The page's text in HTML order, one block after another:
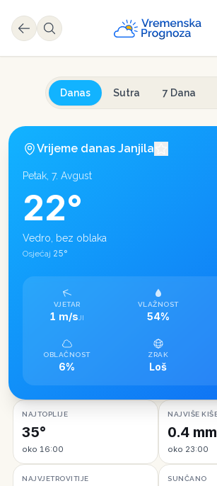
Danas Sutra 7 Dana
Vrijeme danas Janjila
Petak, 7. Avgust
22°
Vedro, bez oblaka
Osjećaj 25°
VJETAR
1 m/s JI
VLAŽNOST
54%
OBLAČNOST
6%
ZRAK
Loš
NAJTOPLIJE
35°
oko 16:00
NAJVIŠE
0.4 mm
oko 23:00
NAJVJETROVITIJE SUNČANO